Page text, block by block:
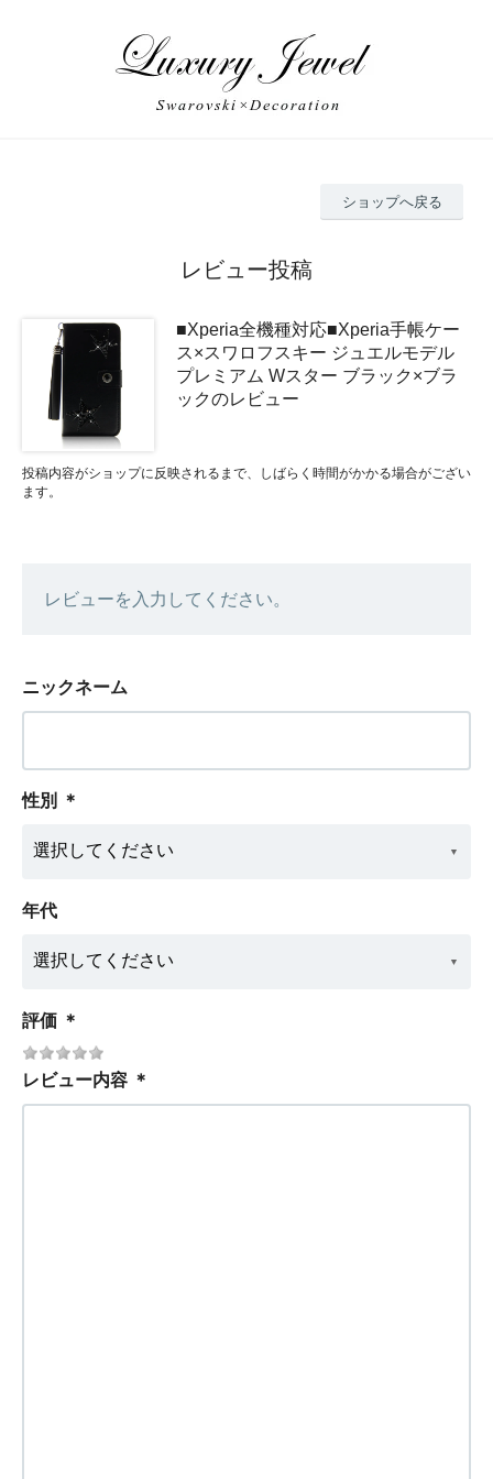
ショップへ戻る
レビュー投稿
■Xperia全機種対応■Xperia手帳ケー
ス×スワロフスキー ジュエルモデル
プレミアム Wスター ブラック×ブラ
ックのレビュー
投稿内容がショップに反映されるまで、しばらく時間がかかる場合がござい
ます。
レビューを入力してください。
ニックネーム
性別 ＊
年代
評価 ＊
レビュー内容 ＊